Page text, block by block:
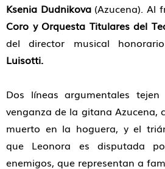
Ksenia Dudnikova(Azucena). Al
Coro y Orquesta Titulares del
del director musical
Luisotti.
Dos líneas argumentales
venganza de la gitana Azucena,
muerto en la hoguera, y el
que Leonora es disputada
enemigos, que representan a